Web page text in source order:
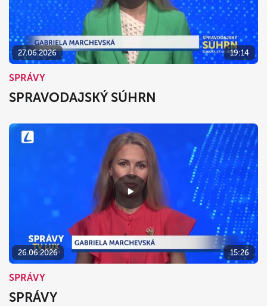
27.06.2026 19:14
SPRÁVY
SPRAVODAJSKÝ SÚHRN
26.06.2026 15:26
SPRÁVY
SPRÁVY